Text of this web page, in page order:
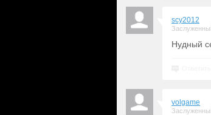
scy2012
Нудный
volgame